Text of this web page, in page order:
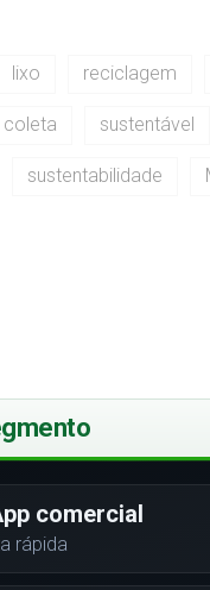
lixo reciclagem
coleta sustentável
sustentabilidade
comercial
rápida